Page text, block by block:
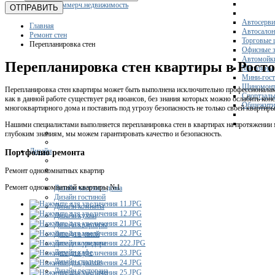
Коммерч.недвижимость
Торговые
Офисные
Магазины
Мини-
Спортзалы
Дизайн
Дизайн частного дома
Дизайн гостиной
Дизайн комнаты
Дизайн кухни
Дизайн квартиры
Дизайн ванной
Дизайн коридора
Дизайн кафе
Дизайн спальни
Дизайн ресторана
ОТПРАВИТЬ
Главная
Ремонт стен
Перепланировка стен
Перепланировка стен квартиры в
Перепланировка стен квартиры может быть выполнена исключительно
как в данной работе существует ряд нюансов, без знания которых можно ослабить
многоквартирного дома и поставить под угрозу безопасность не только своей
Нашими специалистами выполняется перепланировка стен в квартирах на
глубоким знаниям, мы можем гарантировать качество и безопасность.
Портфолио ремонта
Ремонт однокомнатных квартир
Ремонт однокомнатной квартиры №1